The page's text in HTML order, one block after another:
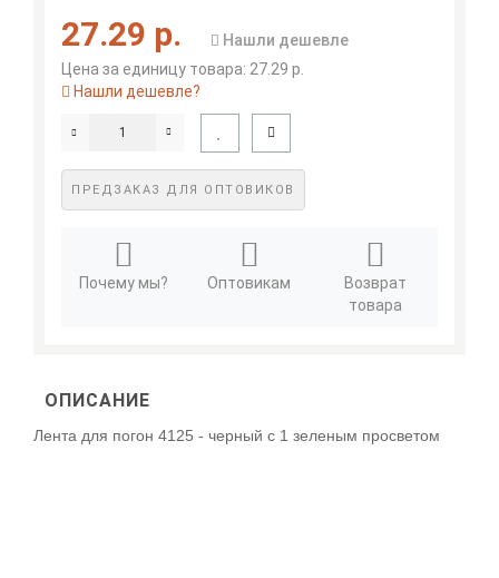
27.29 р.
Нашли дешевле
Цена за единицу товара: 27.29 р.
Нашли дешевле?
ПРЕДЗАКАЗ ДЛЯ ОПТОВИКОВ
Почему мы? Оптовикам
Возврат
товара
ОПИСАНИЕ
Лента для погон 4125 - черный с 1 зеленым просветом